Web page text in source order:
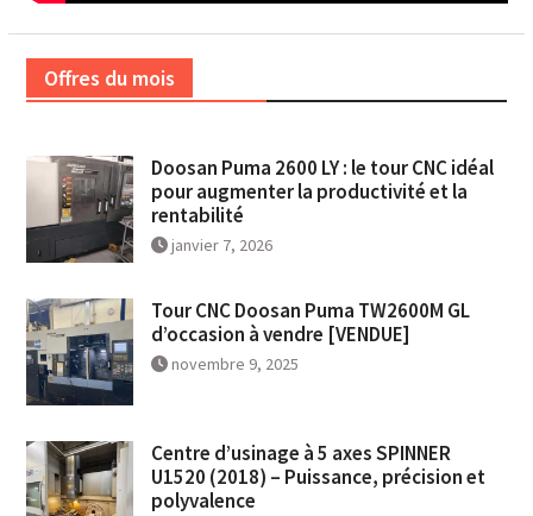
Offres du mois
Doosan Puma 2600 LY : le tour CNC idéal
pour augmenter la productivité et la
rentabilité
janvier 7, 2026
Tour CNC Doosan Puma TW2600M GL
d’occasion à vendre [VENDUE]
novembre 9, 2025
Centre d’usinage à 5 axes SPINNER
U1520 (2018) – Puissance, précision et
polyvalence